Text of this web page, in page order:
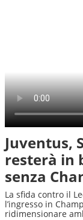
Juventus,
resterà in
senza
La sfida contro il
l’ingresso in
ridimensionare